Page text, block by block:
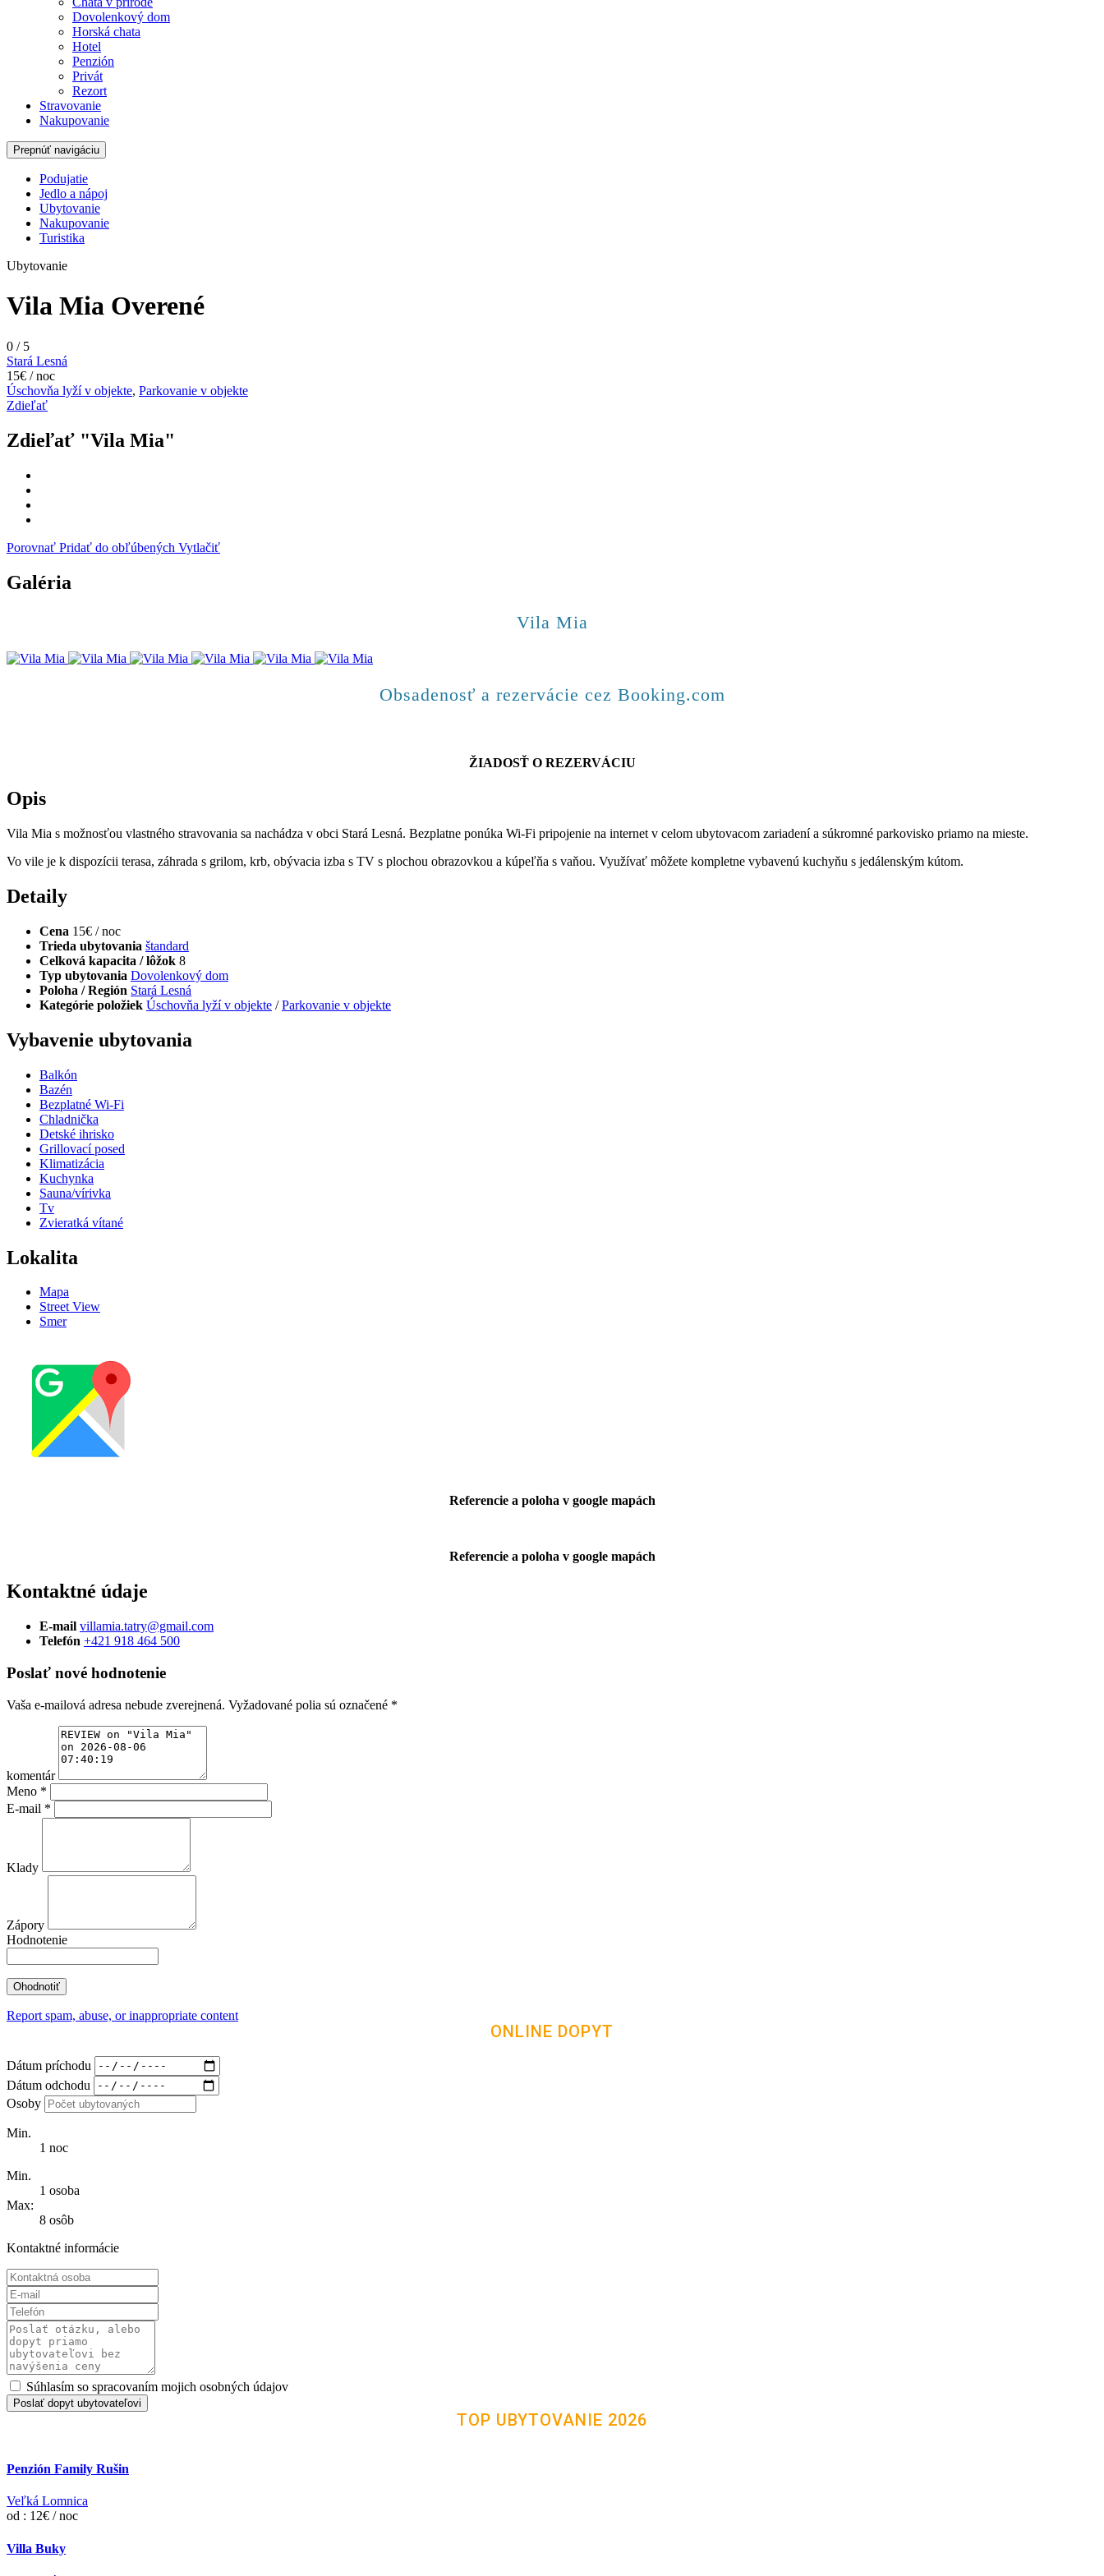
Dovolenkový dom
Horská chata
Hotel
Penzión
Privát
Rezort
Stravovanie
Nakupovanie
Prepnúť navigáciu
Podujatie
Jedlo a nápoj
Ubytovanie
Nakupovanie
Turistika
Ubytovanie
Vila Mia Overené
0 /5
Stará Lesná
15€ / noc
Úschovňa lyží v objekte, Parkovanie v objekte
Zdieľať
Zdieľať "Vila Mia"
Porovnať Pridať do obľúbených Vytlačiť
Galéria
Vila Mia
Obsadenosť a rezervácie cez Booking.com
ŽIADOSŤ O REZERVÁCIU
Opis
Vila Mia s možnosťou vlastného stravovania sa nachádza v obci Stará Lesná. Bezplatne ponúka Wi-Fi pripojenie na internet v celom ubytovacom zariadení a súkromné parkovisko priamo na mieste.
Vo vile je k dispozícii terasa, záhrada s grilom, krb, obývacia izba s TV s plochou obrazovkou a kúpeľňa s vaňou. Využívať môžete kompletne vybavenú kuchyňu s jedálenským kútom.
Detaily
Cena 15€ / noc
Trieda ubytovania štandard
Celková kapacita / lôžok 8
Typ ubytovania Dovolenkový dom
Poloha / Región Stará Lesná
Kategórie položiek Úschovňa lyží v objekte /Parkovanie v objekte
Vybavenie ubytovania
Balkón
Bazén
Bezplatné Wi-Fi
Chladnička
Detské ihrisko
Grillovací posed
Klimatizácia
Kuchynka
Sauna/vírivka
Tv
Zvieratká vítané
Lokalita
Mapa
Street View
Smer
Referencie a poloha v google mapách
Referencie a poloha v google mapách
Kontaktné údaje
E-mail villamia.tatry@gmail.com
Telefón +421 918 464 500
Poslať nové hodnotenie
Vaša e-mailová adresa nebude zverejnená. Vyžadované polia sú označené *
komentár
Meno *
E-mail *
Klady
Zápory
Hodnotenie
Report spam, abuse, or inappropriate content
ONLINE DOPYT
Dátum príchodu
Dátum odchodu
Osoby
Min.
1 noc
Min.
1 osoba
Max:
8 osôb
Kontaktné informácie
Súhlasím so spracovaním mojich osobných údajov
Poslať dopyt ubytovateľovi
TOP UBYTOVANIE 2026
Penzión Family Rušin
Veľká Lomnica
od : 12€ / noc
Villa Buky